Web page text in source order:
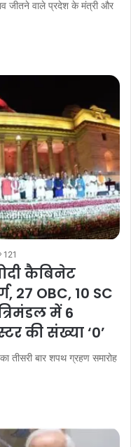
जीतने वाले प्रदेश के मंत्री और
121
कैबिनेट
27 OBC, 10 SC
में 6
की संख्या ‘0’
तीसरी बार शपथ ग्रहण समारोह